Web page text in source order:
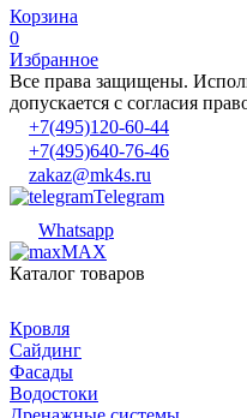
Корзина
0
Избранное
Все права защищены.
допускается с согласия
+7(495)120-60-44
+7(495)640-76-46
zakaz@mk4s.ru
Telegram
Whatsapp
MAX
Каталог товаров
Кровля
Сайдинг
Фасады
Водостоки